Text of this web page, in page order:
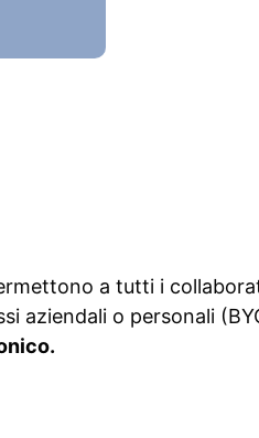
a tutti i
aziendali o personali